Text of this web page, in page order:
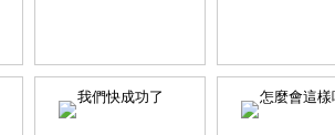
我們快成功了 怎麼會這樣